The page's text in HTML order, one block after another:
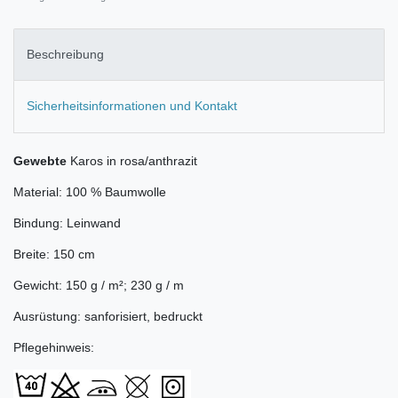
Beschreibung
Sicherheitsinformationen und Kontakt
Gewebte Karos in rosa/anthrazit
Material: 100 % Baumwolle
Bindung: Leinwand
Breite: 150 cm
Gewicht: 150 g / m²; 230 g / m
Ausrüstung: sanforisiert, bedruckt
Pflegehinweis: